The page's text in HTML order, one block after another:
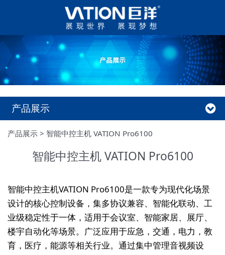
产品展示
产品展示 > 智能中控主机 VATION Pro6100
智能中控主机 VATION Pro6100
智能中控主机VATION Pro6100是一款专为现代化场景
设计的核心控制设备，集多协议兼容、智能化联动、工
业级稳定性于一体，适用于会议室、智能家居、展厅、
楼宇自动化等场景。广泛应用于应急，交通，电力，教
育，医疗，能源等相关行业。通过集中管理音视频设